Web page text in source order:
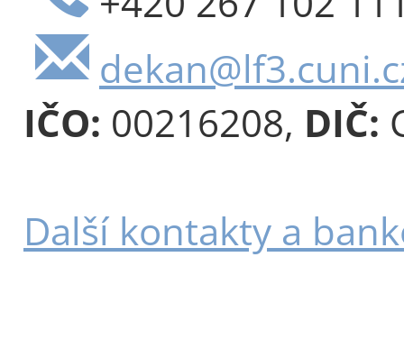
IČO: 00216208, DIČ:
Další kontakty a